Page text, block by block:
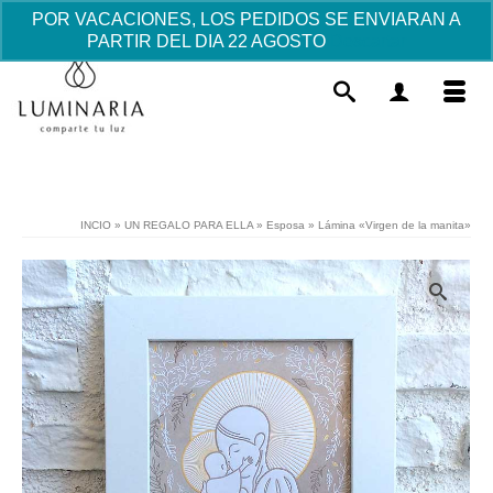
POR VACACIONES, LOS PEDIDOS SE ENVIARAN A
PARTIR DEL DIA 22 AGOSTO
INCIO » UN REGALO PARA ELLA » Esposa » Lámina «Virgen de la manita»
11.57 AÑADIR
Este
tiene
Las